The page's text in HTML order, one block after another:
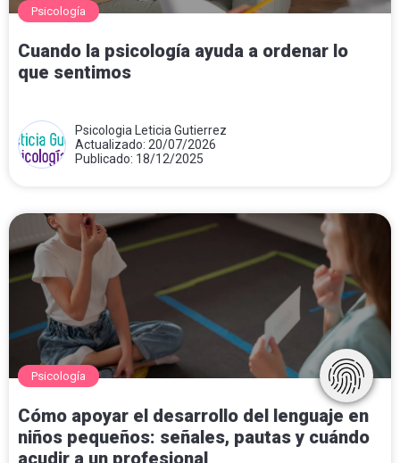
Psicología
Cuando la psicología ayuda a ordenar lo
que sentimos
Psicologia Leticia Gutierrez
Actualizado: 20/07/2026
Publicado: 18/12/2025
Psicología
Cómo apoyar el desarrollo del lenguaje en
niños pequeños: señales, pautas y cuándo
acudir a un profesional